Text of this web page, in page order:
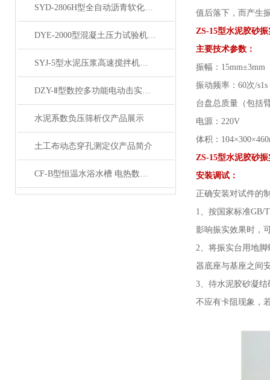
SYD-2806H型全自动沥青软化点仪 产品展示
DYE-2000型混凝土压力试验机200吨产品展示
SYJ-5型水泥压浆高速搅拌机产品展示
DZY-Ⅱ型数控多功能电动击实仪产品展示
水泥系数负压筛析仪产品展示
土工布动态穿孔测定仪产品简介
CF-B型恒温水浴水槽 电热数显实验室水浴锅加热产品展示
值后落下，而产生
ZS-15型水泥胶砂
主要技术参数：
振幅：
振动频率： 60次/
台盘总质量（包括
电源： 220V
体积：
ZS-15型水泥胶砂
安装调试：
正确安装对试件的
1、按国家标准GB/
影响振实效果时，
2、将振实台用地
器底座与基座之间
3、待水泥胶砂凝
不应有卡阻现象，